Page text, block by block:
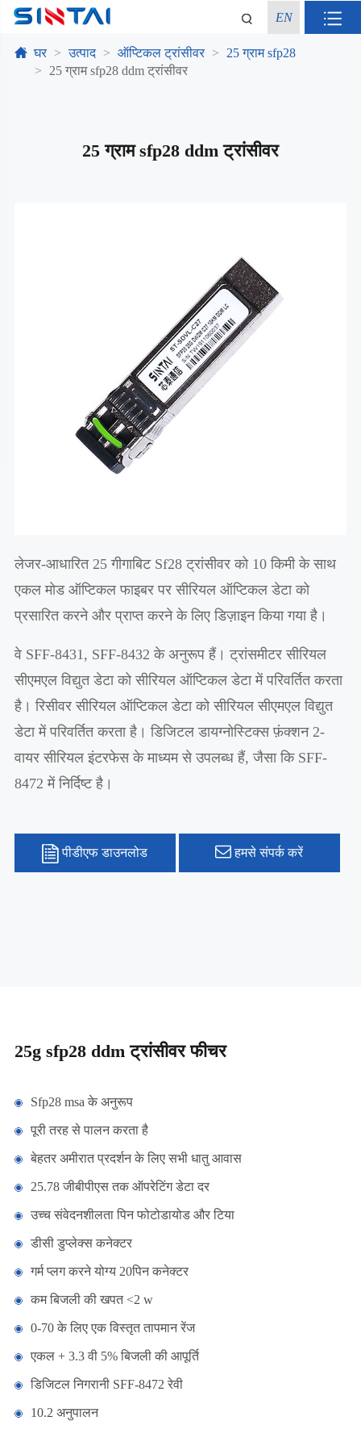
EN
घर उत्पाद ऑप्टिकल ट्रांसीवर
25 ग्राम sfp28
25 ग्राम sfp28 ddm ट्रांसीवर
25 ग्राम sfp28 ddm ट्रांसीवर
लेजर-आधारित 25 गीगाबिट Sf28 ट्रांसीवर को 10 किमी के साथ
एकल मोड ऑप्टिकल फाइबर पर सीरियल ऑप्टिकल डेटा को
प्रसारित करने और प्राप्त करने के लिए डिज़ाइन किया गया है।
वे SFF-8431, SFF-8432 के अनुरूप हैं। ट्रांसमीटर सीरियल
सीएमएल विद्युत डेटा को सीरियल ऑप्टिकल डेटा में परिवर्तित करता
है। रिसीवर सीरियल ऑप्टिकल डेटा को सीरियल सीएमएल विद्युत
डेटा में परिवर्तित करता है। डिजिटल डायग्नोस्टिक्स फ़ंक्शन 2-
वायर सीरियल इंटरफेस के माध्यम से उपलब्ध हैं, जैसा कि SFF-
8472 में निर्दिष्ट है।
पीडीएफ डाउनलोड हमसे संपर्क करें
25g sfp28 ddm ट्रांसीवर फीचर
Sfp28 msa के अनुरूप
पूरी तरह से पालन करता है
बेहतर अमीरात प्रदर्शन के लिए सभी धातु आवास
25.78 जीबीपीएस तक ऑपरेटिंग डेटा दर
उच्च संवेदनशीलता पिन फोटोडायोड और टिया
डीसी डुप्लेक्स कनेक्टर
गर्म प्लग करने योग्य 20पिन कनेक्टर
कम बिजली की खपत <2 w
0-70 के लिए एक विस्तृत तापमान रेंज
एकल + 3.3 वी 5% बिजली की आपूर्ति
डिजिटल निगरानी SFF-8472 रेवी
10.2 अनुपालन